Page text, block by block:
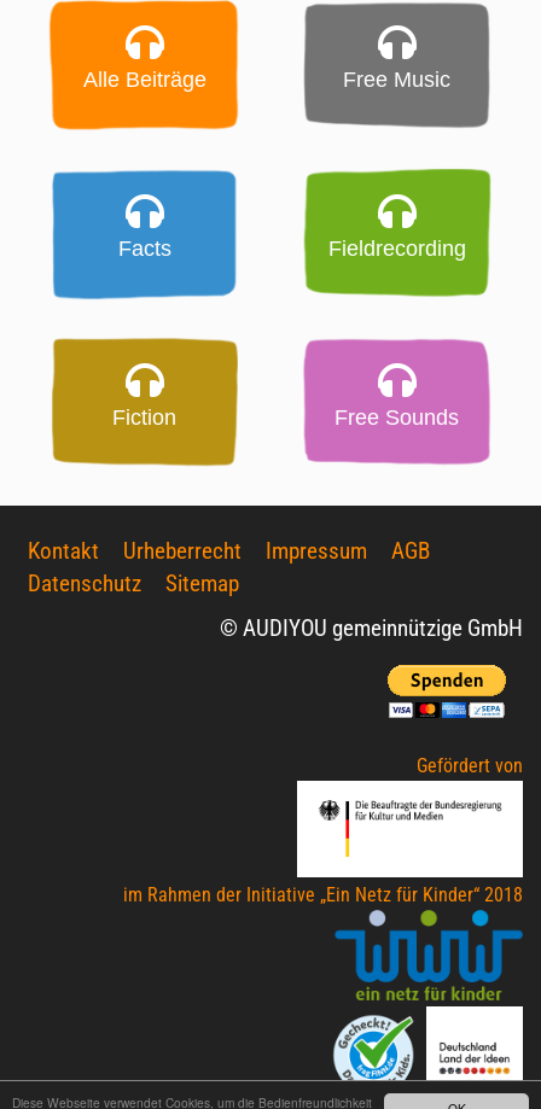
Diese Webseite verwendet Cookies, um die Bedienfreundlichkeit
Alle Beiträge Free Music
Facts Fieldrecording
Fiction Free Sounds
Kontakt Urheberrecht Impressum
AGB
Datenschutz
Sitemap
© AUDIYOU gemeinnützige GmbH
Gefördert von
im Rahmen der Initiative „Ein Netz für Kinder“ 2018